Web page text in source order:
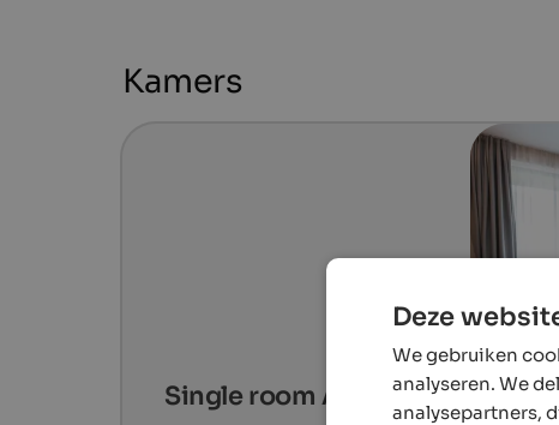
Kamers
Single room Alm
Deze
We gebruiken
analyseren. We
analysepartners,